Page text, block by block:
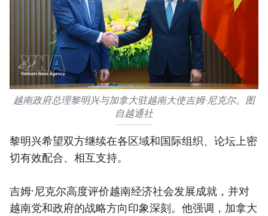
越南政府总理黎明兴与加拿大驻越南大使吉姆·尼克尔。图
自越通社
黎明兴希望双方继续在各区域和国际组织、论坛上密
切有效配合、相互支持。
吉姆·尼克尔高度评价越南经济社会发展成就，并对
越南党和政府的战略方向印象深刻。他强调，加拿大